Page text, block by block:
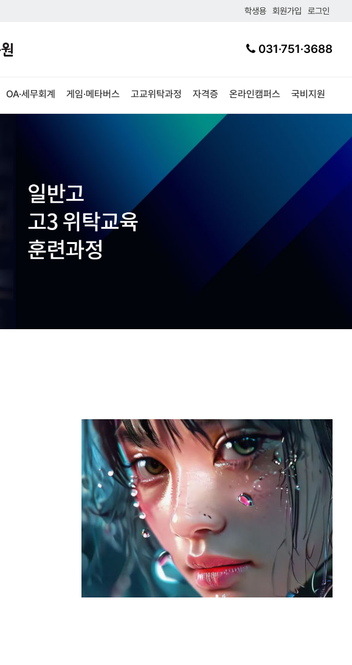
학생용 회원가입 로그인
031·751·3688
OA·세무회계 게임·메타버스 고교위탁과정 자격증 온라인캠퍼스 국비지원